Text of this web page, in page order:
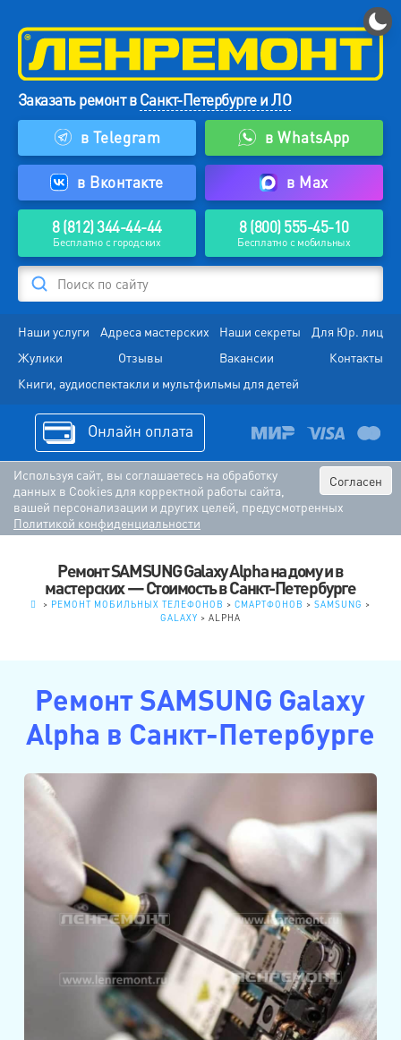
Заказать ремонт вСанкт-Петербурге и ЛО
в Telegram
в WhatsApp
в Вконтакте в Max
8 (812) 344-44-44
Бесплатно с городских
8 (800) 555-45-10
Бесплатно с мобильных
Поиск по сайту
Наши услуги Адреса мастерских Наши секреты
Для Юр. лиц
Жулики
Отзывы Вакансии
Контакты
Книги, аудиоспектакли и мультфильмы для детей
Онлайн оплата
Согласен
Используя сайт, вы соглашаетесь на обработку
данных в Cookies для корректной работы сайта,
вашей персонализации и других целей, предусмотренных
Политикой конфиденциальности
Ремонт SAMSUNG Galaxy Alpha на дому и в
мастерских — Стоимость в Санкт-Петербурге
> РЕМОНТ МОБИЛЬНЫХ ТЕЛЕФОНОВ > СМАРТФОНОВ > SAMSUNG >
GALAXY > ALPHA
Ремонт SAMSUNG Galaxy
Alpha в Санкт-Петербурге